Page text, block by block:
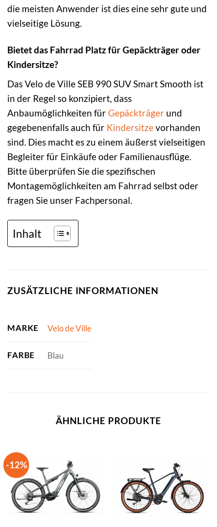
die meisten Anwender ist dies eine sehr gute und
vielseitige Lösung.
Bietet das Fahrrad Platz für Gepäckträger oder
Kindersitze?
Das Velo de Ville SEB 990 SUV Smart Smooth ist
in der Regel so konzipiert, dass
Anbaumöglichkeiten für Gepäckträger und
gegebenenfalls auch für Kindersitzevorhanden
sind. Dies macht es zu einem äußerst vielseitigen
Begleiter für Einkäufe oder Familienausflüge.
Bitte überprüfen Sie die spezifischen
Montagemöglichkeiten am Fahrrad selbst oder
fragen Sie unser Fachpersonal.
Inhalt
ZUSÄTZLICHE INFORMATIONEN
MARKE Velo de Ville
FARBE Blau
ÄHNLICHE PRODUKTE
-12%